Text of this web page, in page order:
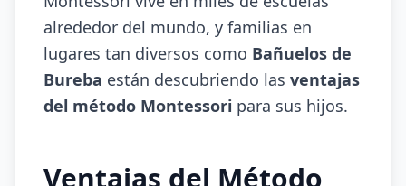
alrededor del mundo, y familias en
lugares tan diversos como Bañuelos de
Bureba están descubriendo las ventajas
del método Montessori para sus hijos.
Ventajas del Método